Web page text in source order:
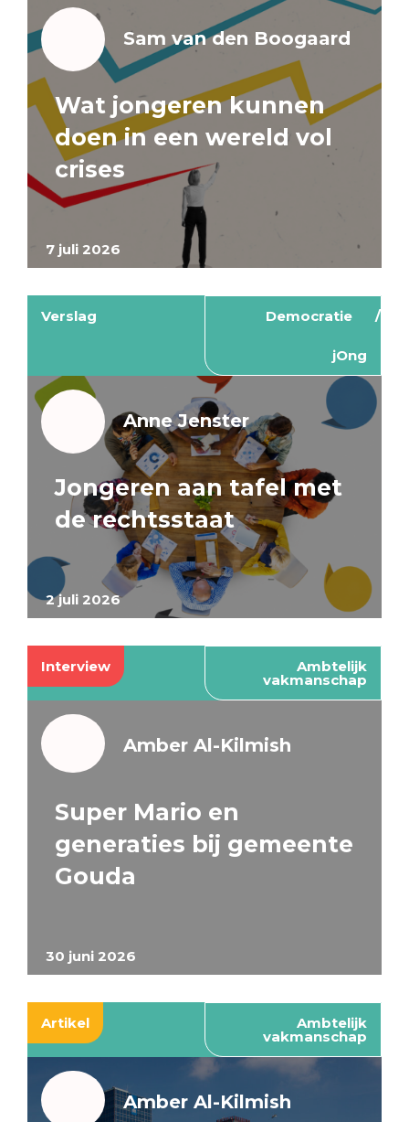
7 juli 2026
Sam van den Boogaard
Wat jongeren kunnen
doen in een wereld vol
crises
Verslag Democratie
jOng
2 juli 2026
Anne Jenster
Jongeren aan tafel met
de rechtsstaat
Interview Ambtelijk
vakmanschap
30 juni 2026
Amber Al-Kilmish
Super Mario en
generaties bij gemeente
Gouda
Artikel Ambtelijk
vakmanschap
Amber Al-Kilmish